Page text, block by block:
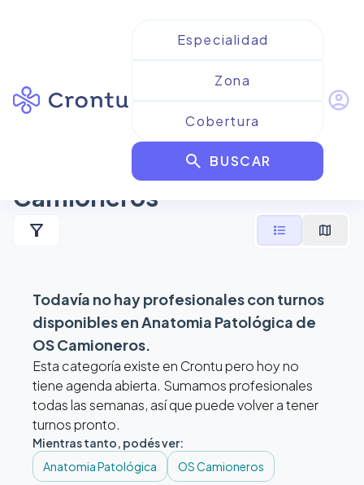
search BUSCAR
account_circle
Resultados paraAnatomia
Patológica de OS
Camioneros
filter_alt format_list_bulleted map
Todavía no hay profesionales con turnos
disponibles enAnatomia Patológica de
OS Camioneros.
Esta categoría existe en Crontu pero hoy no
tiene agenda abierta. Sumamos profesionales
todas las semanas, así que puede volver a tener
turnos pronto.
Mientras tanto, podés ver:
Anatomia Patológica
OS Camioneros